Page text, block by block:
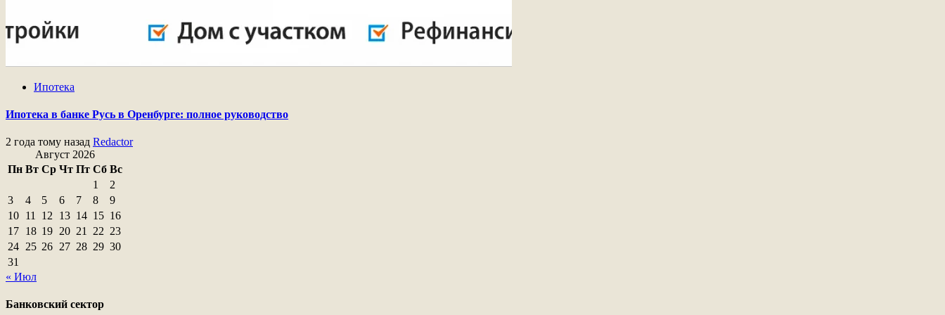
Ипотека
Ипотека в банке Русь в Оренбурге: полное руководство
2 года тому назад Redactor
Август 2026
Пн Вт Ср Чт Пт Сб Вс
1
2
3
4 5 6 7 8
9
10 11 12 13 14 15 16
17 18 19 20 21 22 23
24 25 26 27 28 29 30
31
« Июл
Банковский сектор